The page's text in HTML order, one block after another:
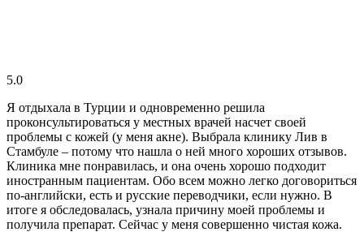
5.0
Я отдыхала в Турции и одновременно решила
проконсультироваться у местных врачей насчет своей
проблемы с кожей (у меня акне). Выбрала клинику Лив в
Стамбуле – потому что нашла о ней много хороших отзывов.
Клиника мне понравилась, и она очень хорошо подходит
иностранным пациентам. Обо всем можно легко договориться
по-английски, есть и русские переводчики, если нужно. В
итоге я обследовалась, узнала причину моей проблемы и
получила препарат. Сейчас у меня совершенно чистая кожа.